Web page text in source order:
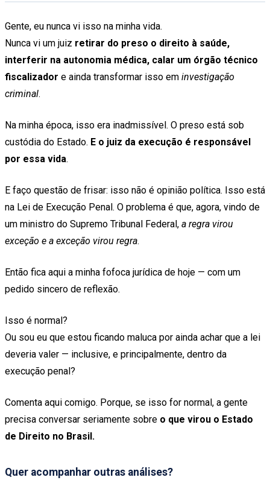
Gente, eu nunca vi isso na minha vida.
Nunca vi um juiz retirar do preso o direito à saúde,
interferir na autonomia médica, calar um órgão técnico
fiscalizador e ainda transformar isso em investigação
criminal.
Na minha época, isso era inadmissível. O preso está sob
custódia do Estado. E o juiz da execução é responsável
por essa vida.
E faço questão de frisar: isso não é opinião política. Isso está
na Lei de Execução Penal. O problema é que, agora, vindo de
um ministro do Supremo Tribunal Federal, a regra virou
exceção e a exceção virou regra.
Então fica aqui a minha fofoca jurídica de hoje — com um
pedido sincero de reflexão.
Isso é normal?
Ou sou eu que estou ficando maluca por ainda achar que a lei
deveria valer — inclusive, e principalmente, dentro da
execução penal?
Comenta aqui comigo. Porque, se isso for normal, a gente
precisa conversar seriamente sobre o que virou o Estado
de Direito no Brasil.
Quer acompanhar outras análises?